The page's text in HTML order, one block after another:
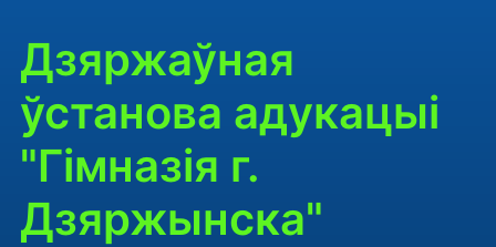
Дзяржаўная
ўстанова адукацыі
"Гімназія г.
Дзяржынска"